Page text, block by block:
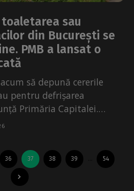
sau
din București se
PMB a lansat o
să depună cererile
pentru defrișarea
Primăria Capitalei.
a lansat de marți,...
36 37 38 39 54